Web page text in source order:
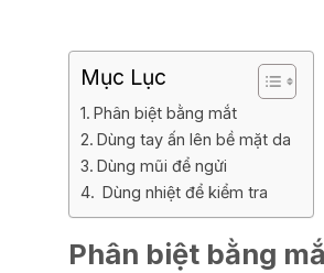
Mục Lục
Phân biệt bằng mắt
Dùng tay ấn lên bề mặt da
Dùng mũi để ngửi
Dùng nhiệt để kiểm tra
Phân biệt bằng